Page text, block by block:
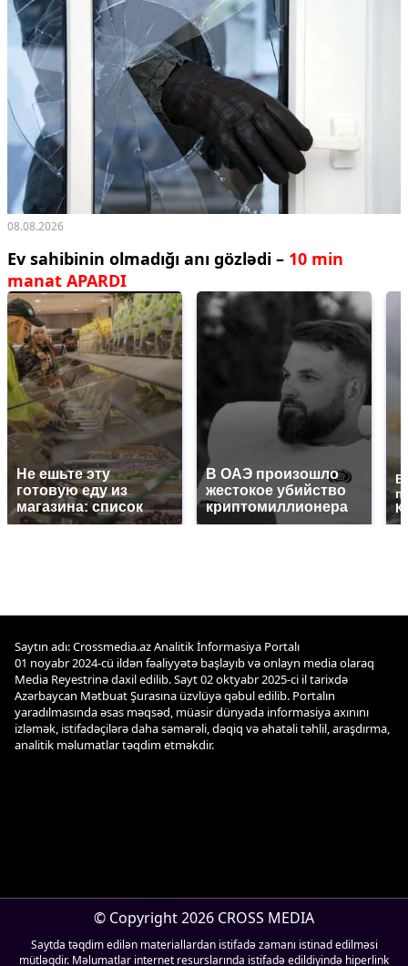
08.08.2026
Ev sahibinin olmadığı anı gözlədi – 10 min
manat APARDI
Не ешьте эту
готовую еду из
магазина: список
В ОАЭ произошло
жестокое убийство
криптомиллионера
Saytın adı: Crossmedia.az Analitik İnformasiya Portalı
01 noyabr 2024-cü ildən fəaliyyətə başlayıb və onlayn media olaraq
Media Reyestrinə daxil edilib. Sayt 02 oktyabr 2025-ci il tarixdə
Azərbaycan Mətbuat Şurasına üzvlüyə qəbul edilib. Portalın
yaradılmasında əsas məqsəd, müasir dünyada informasiya axınını
izləmək, istifadəçilərə daha səmərəli, dəqiq və əhatəli təhlil, araşdırma,
analitik məlumatlar təqdim etməkdir.
© Copyright 2026 CROSS MEDIA
Saytda təqdim edilən materiallardan istifadə zamanı istinad edilməsi
mütləqdir. Məlumatlar internet resurslarında istifadə edildiyində hiperlink